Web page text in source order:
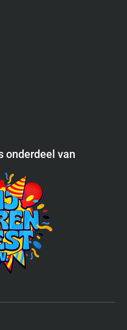
onderdeel van